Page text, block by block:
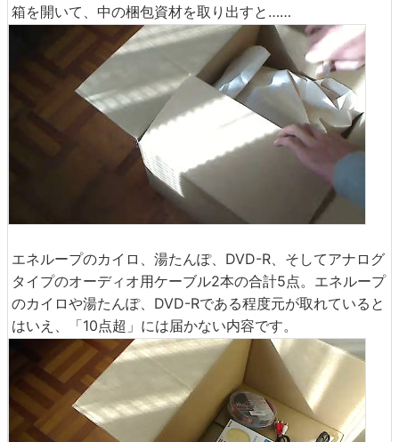
箱を開いて、中の梱包資材を取り出すと……
エネループのカイロ、湯たんぽ、DVD-R、そしてアナログ
タイプのオーディオ用ケーブル2本の合計5点。エネループ
のカイロや湯たんぽ、DVD-Rである程度元が取れていると
はいえ、「10点超」には届かない内容です。